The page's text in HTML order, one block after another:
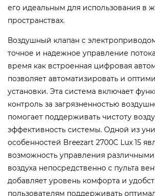
его идеальным для использования в
пространствах.
Воздушный клапан с
точное и надежное управление
время как встроенная цифровая
позволяет автоматизировать и
установки. Эта система включает
контроль за загрязненностью
помогает поддерживать чистоту
эффективность системы. Одной из
особенностей Breezart 2700C Lux 15
возможность управления
воздуха непосредственно с пульта
добавляет уровень комфорта и
пользователям поддерживать